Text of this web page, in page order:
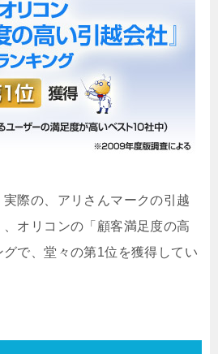
際の、アリさんマークの引越
オリコンの「顧客満足度の高
で、堂々の第1位を獲得してい